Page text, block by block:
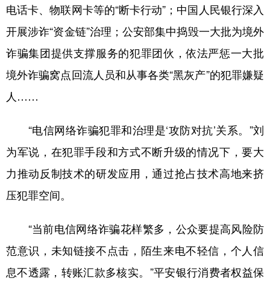
电话卡、物联网卡等的“断卡行动”；中国人民银行深入
开展涉诈“资金链”治理；公安部集中捣毁一大批为境外
诈骗集团提供支撑服务的犯罪团伙，依法严惩一大批
境外诈骗窝点回流人员和从事各类“黑灰产”的犯罪嫌疑
人……
“电信网络诈骗犯罪和治理是‘攻防对抗’关系。”刘
为军说，在犯罪手段和方式不断升级的情况下，要大
力推动反制技术的研发应用，通过抢占技术高地来挤
压犯罪空间。
“当前电信网络诈骗花样繁多，公众要提高风险防
范意识，未知链接不点击，陌生来电不轻信，个人信
息不透露，转账汇款多核实。”平安银行消费者权益保